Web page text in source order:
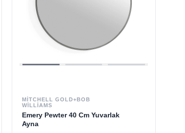
MITCHELL GOLD+BOB
WILLIAMS
Emery Pewter 40 Cm Yuvarlak
Ayna